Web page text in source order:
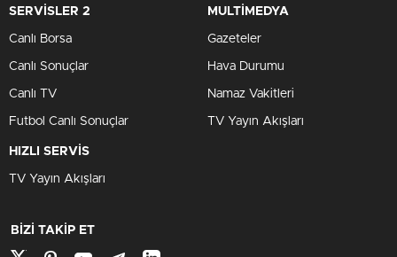
SERVİSLER 2
Canlı Borsa
Canlı Sonuçlar
Canlı TV
Futbol Canlı Sonuçlar
MULTİMEDYA
Gazeteler
Hava Durumu
Namaz Vakitleri
TV Yayın Akışları
HIZLI SERVİS
TV Yayın Akışları
BİZİ TAKİP ET